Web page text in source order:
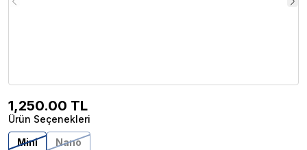
1,250.00 TL
Ürün Seçenekleri
Mini
Nano